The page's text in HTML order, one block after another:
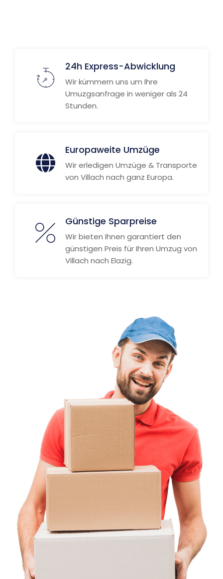
24h Express-Abwicklung
Wir kümmern uns um Ihre
Umuzgsanfrage in weniger als 24
Stunden.
Europaweite Umzüge
Wir erledigen Umzüge & Transporte
von Villach nach ganz Europa.
Günstige Sparpreise
Wir bieten Ihnen garantiert den
günstigen Preis für Ihren Umzug von
Villach nach Elazig.